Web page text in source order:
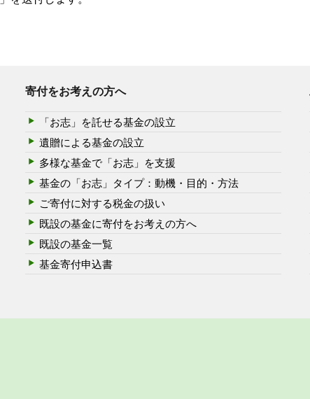
寄付をお考えの方へ
「お志」を託せる基金の設立
遺贈による基金の設立
多様な基金で「お志」を支援
基金の「お志」タイプ：動機・目的・方法
ご寄付に対する税金の扱い
既設の基金に寄付をお考えの方へ
既設の基金一覧
基金寄付申込書